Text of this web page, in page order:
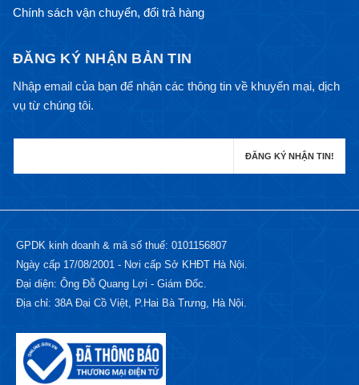
Chính sách vận chuyển, đổi trả hàng
ĐĂNG KÝ NHẬN BẢN TIN
Nhập email của bạn để nhận các thông tin về khuyến mại, dịch
vụ từ chúng tôi.
GPDK kinh doanh & mã số thuế: 0101156807
Ngày cấp 17/08/2001 - Nơi cấp Sở KHĐT Hà Nội.
Đại diện: Ông Đỗ Quang Lợi - Giám Đốc.
Địa chỉ: 38A Đại Cồ Việt, P.Hai Bà Trưng, Hà Nội.